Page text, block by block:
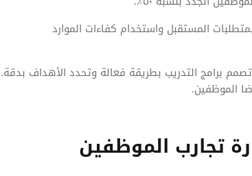
المستقبل واستخدام كفاءات الموارد
برامج التدريب بطريقة فعالة وتحدد الأهداف بدقة.
الموظفين.
تجارب الموظفين